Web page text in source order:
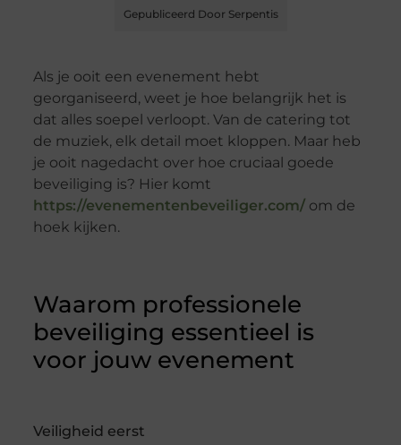
Gepubliceerd Door Serpentis
Als je ooit een evenement hebt
georganiseerd, weet je hoe belangrijk het is
dat alles soepel verloopt. Van de catering tot
de muziek, elk detail moet kloppen. Maar heb
je ooit nagedacht over hoe cruciaal goede
beveiliging is? Hier komt
https://evenementenbeveiliger.com/om de
hoek kijken.
Waarom professionele
beveiliging essentieel is
voor jouw evenement
Veiligheid eerst